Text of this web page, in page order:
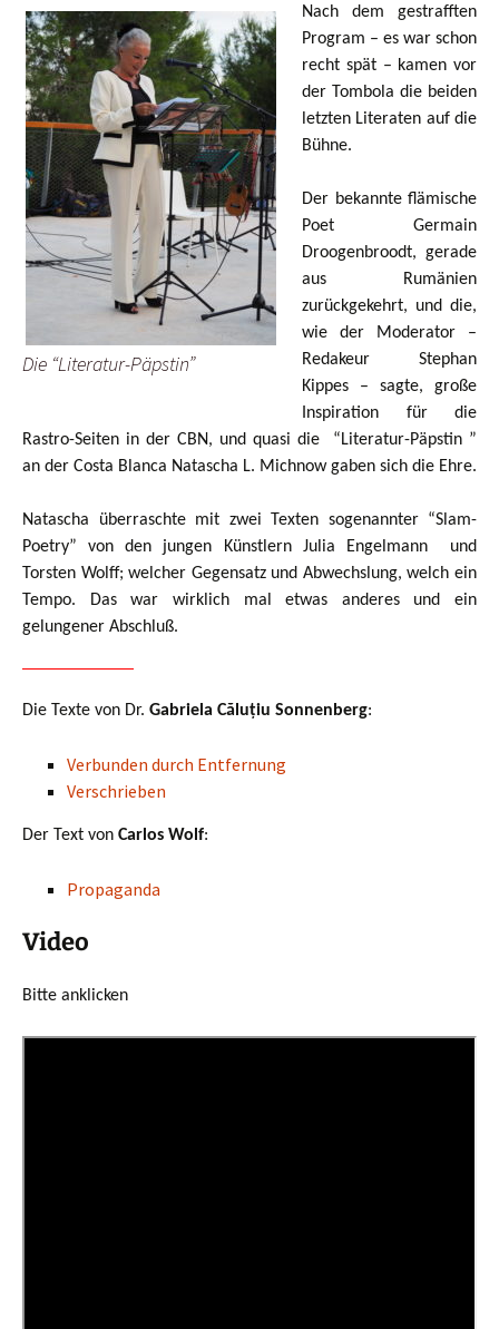
Die “Literatur-Päpstin”
Nach dem gestrafften
Program – es war schon
recht spät – kamen vor
der Tombola die beiden
letzten Literaten auf die
Bühne.
Der bekannte flämische
Poet Germain
Droogenbroodt, gerade
aus Rumänien
zurückgekehrt, und die,
wie der Moderator –
Redakeur Stephan
Kippes – sagte, große
Inspiration für die
Rastro-Seiten in der CBN, und quasi die “Literatur-Päpstin ”
an der Costa Blanca Natascha L. Michnow gaben sich die Ehre.
Natascha überraschte mit zwei Texten sogenannter “Slam-
Poetry” von den jungen Künstlern Julia Engelmann und
Torsten Wolff; welcher Gegensatz und Abwechslung, welch ein
Tempo. Das war wirklich mal etwas anderes und ein
gelungener Abschluß.
Die Texte von Dr. Gabriela Căluțiu Sonnenberg:
Verbunden durch Entfernung
Verschrieben
Der Text von Carlos Wolf:
Propaganda
Video
Bitte anklicken